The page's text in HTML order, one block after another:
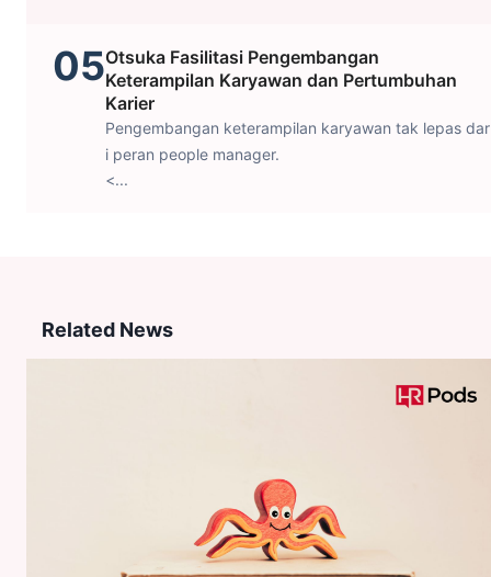
05Otsuka Fasilitasi Pengembangan
Keterampilan Karyawan dan Pertumbuhan
Karier
Pengembangan keterampilan karyawan tak lepas dar
i peran people manager.
<...
Related News